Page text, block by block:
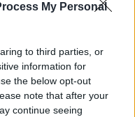
My Personal
to third parties, or
information for
the below opt-out
note that after your
continue seeing
del girone D di
- hanno attaccato
la via del gol.